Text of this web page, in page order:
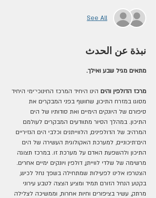
See All
نبذة عن الحدث
מתאים מגיל שבע ואילך.
מרכז הדולפין והים הינו היחיד המרכז החינוכי־ימי היחיד
מסוגו במזרח התיכון, שחושף בפני המבקרים את
סיפורם של היונקים הימיים ואת סודותיו של הים
התיכון. במהלך הסיור מתוודעים המבקרים לעולמם
המרהיב של הדולפינים, הלווייתנים וכלבי הים הנזיריים
הים־תיכוניים, למערכת האקולוגית העשירה של הים
התיכון ולהשפעת האדם על מערכת זו. במרכז תצוגה
מרשימה של שלדי לווייתן, דולפין ויונקים ימיים אחרים.
הצטרפו אלינו לפעילות שמתחילה בשפך נחל לכיש,
בקטע הנחל הזורם תמיד ומציע הצצה לטבע עירוני
מרתק, עשיר בציפורים וחיות אחרות, וממשיכה לצלילה